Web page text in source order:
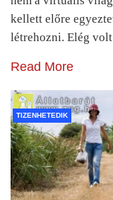
kellett előre
létrehozni. Elég
Read More
TIZENHETEDIK